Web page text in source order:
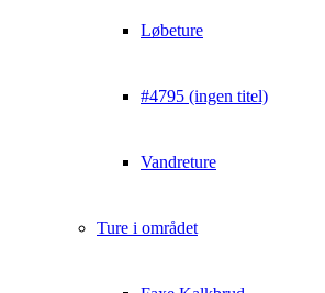
Løbeture
#4795 (ingen titel)
Vandreture
Ture i området